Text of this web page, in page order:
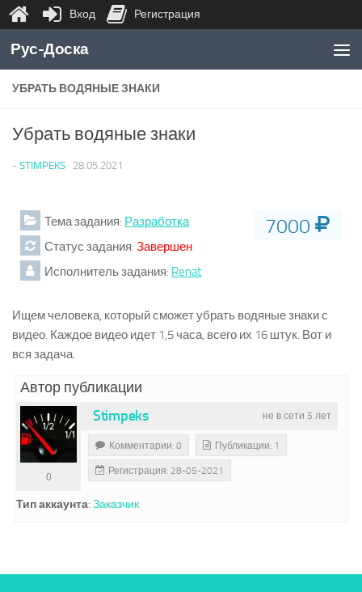
Перейти к содержимому
Рус-Доска
УБРАТЬ ВОДЯНЫЕ ЗНАКИ
Убрать водяные знаки
- STIMPEKS · 28.05.2021
7000
Тема задания: Разработка
Статус задания: Завершен
Исполнитель задания: Renat
Ищем человека, который сможет убрать водяные знаки с
видео. Каждое видео идет 1,5 часа, всего их 16 штук. Вот и
вся задача.
Автор публикации
не в сети 5 лет
Stimpeks
0
Комментарии: 0 Публикации: 1
Регистрация: 28-05-2021
Тип аккаунта: Заказчик
Вход Регистрация